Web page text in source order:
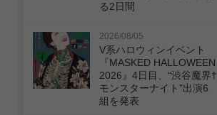
る2日間
2026/08/05
V系ハロウィンイベント
『MASKED HALLOWEEN
2026』4日目、“渋谷魔界†
モンスターナイト”出演6
組を発表